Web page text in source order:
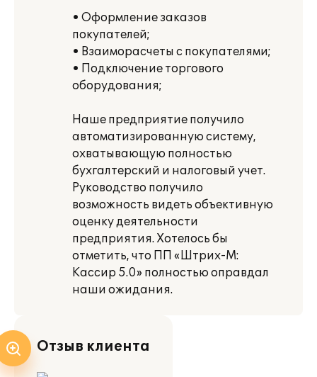
• Оформление заказов
покупателей;
• Взаиморасчеты с покупателями;
• Подключение торгового
оборудования;
Наше предприятие получило
автоматизированную систему,
охватывающую полностью
бухгалтерский и налоговый учет.
Руководство получило
возможность видеть объективную
оценку деятельности
предприятия. Хотелось бы
отметить, что ПП «Штрих-М:
Кассир 5.0» полностью оправдал
наши ожидания.
Отзыв клиента